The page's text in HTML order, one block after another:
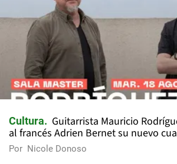
Cultura
Guitarrista Mauricio
al francés Adrien Bernet su nuevo
Por Nicole Donoso